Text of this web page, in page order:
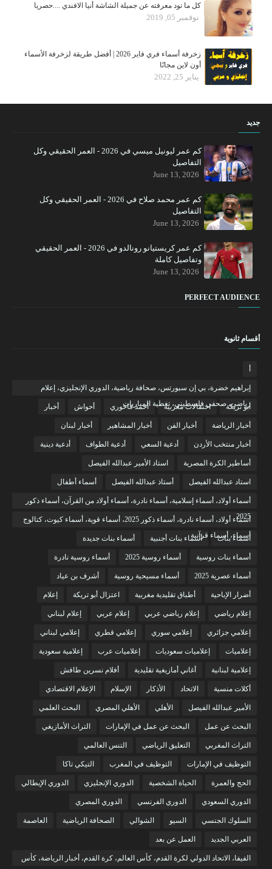
كل ما تود معرفته عن جميلة الشاشة أنيا الافندي ....حصريا
نوفمبر 05, 2019
زخرفة أسماء فري فاير 2026 | أفضل طريقة لزخرفة الأسماء
أون لاين مجانًا
يناير 25, 2022
جديد
كم عمر ليونيل ميسي في 2026 - العمر الحقيقي وكل
التفاصيل
June 13, 2026
كم عمر محمد صلاح في 2026 - العمر الحقيقي وكل
التفاصيل
June 13, 2026
كم عمر كريستيانو رونالدو في 2026 - العمر الحقيقي
وتفاصيل كاملة
June 13, 2026
PERFECT AUDIENCE
أقسام ثانوية
أ
إبراهيم خضرة، بي إن سبورتس، صحافة رياضية، الدوري الإنجليزي، إعلام
رياضي، صحفي فلسطيني، تغطية المباريات
أبو تريكة احتفالات مغربية أحمد فاخوري أحواش أخبار
أخبار الرياضة أخبار الفن أخبار المشاهير أخبار لبنان
أخبار منتخب الأردن أدعية السعي أدعية الطواف أدعية دينية
أساطير الكرة المصرية استاد الأمير عبدالله الفيصل
استاد عبدالله الفيصل أستاذ عبدالله الفيصل أسماء أطفال
أسماء أولاد، أسماء إسلامية، أسماء نادرة، أسماء أولاد من القرآن، أسماء ذكور
2025
أسماء أولاد، أسماء نادرة، أسماء ذكور 2025، أسماء قوية، أسماء كيوت، كتالوج
أسماء، أسماء قرآنية
أسماء بنات أسماء بنات أجنبية أسماء بنات جديدة
أسماء بنات روسية أسماء روسية 2025 أسماء روسية نادرة
أسماء عصرية 2025 أسماء مسيحية روسية أشرف بن عياد
أضرار الإباحية أطباق تقليدية مغربية اعتزال أبو تريكة إعلام
إعلام رياضي إعلام رياضي عربي إعلام عربي إعلام لبناني
إعلامي جزائري إعلامي سوري إعلامي قطري إعلامي لبناني
إعلاميات إعلاميات سعوديات إعلاميات عرب إعلامية سعودية
إعلامية لبنانية أغاني أمازيغية تقليدية أفلام نسرين طافش
أكلات منسية الاتحاد الأذكار الإسلام الإعلام الاقتصادي
الأمير عبدالله الفيصل الأهلي الأهلي المصري البحث العلمي
البحث عن عمل البحث عن عمل في الإمارات التراث الأمازيغي
التراث المغربي التعليق الرياضي التنس العالمي
التوظيف في الإمارات التوظيف في المغرب التيكي تاكا
الحج والعمرة الحياة الشخصية الدوري الإنجليزي الدوري الإيطالي
الدوري السعودي الدوري الفرنسي الدوري المصري
السلوك الجنسي السيو الشوالي الصحافة الرياضية العاصمة
العربي الجديد العمل عن بعد
الفيفا، الاتحاد الدولي لكرة القدم، كأس العالم، كرة القدم، أخبار الرياضة، كأس